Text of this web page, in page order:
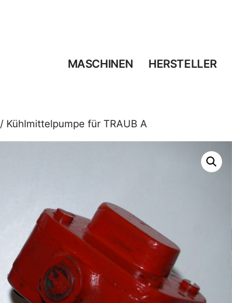
MASCHINEN HERSTELLER
/ Kühlmittelpumpe für TRAUB A